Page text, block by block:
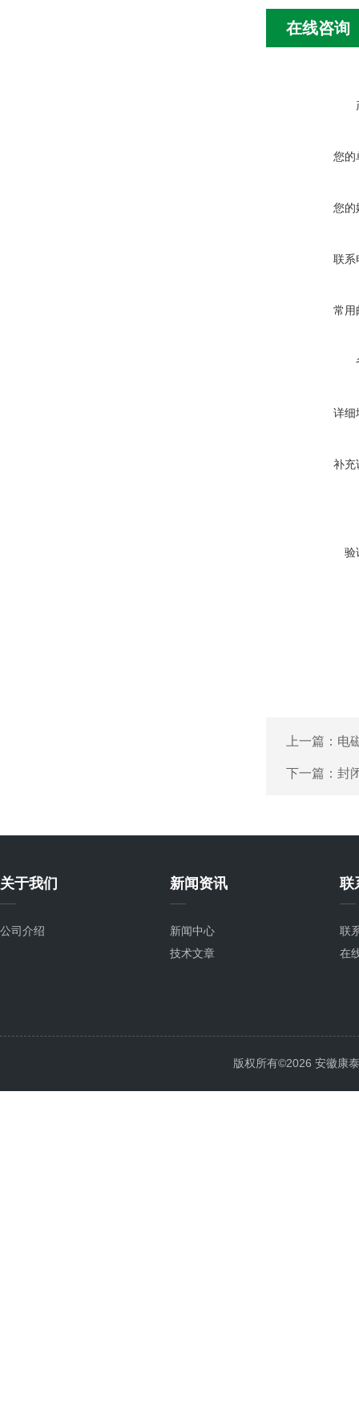
在线咨询
您的
您的
联系
常用
详细
补充
验
上一篇： 电
下一篇： 封
关于我们
公司介绍
新闻资讯
新闻中心
技术文章
联
联
在
版权所有©2026 安徽康